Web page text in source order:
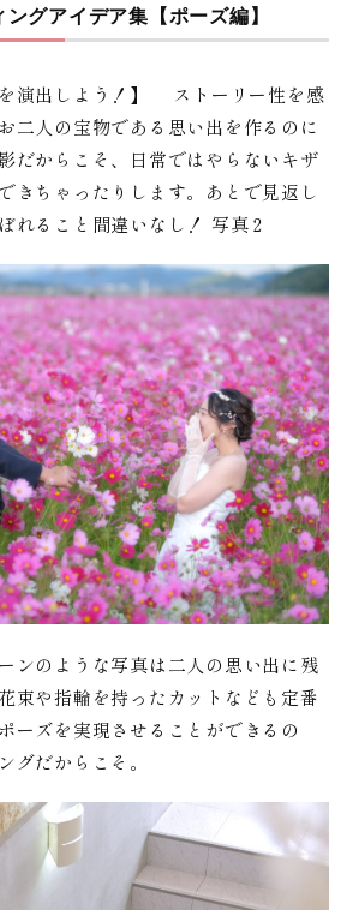
グアイデア集【ポーズ編】
を演出しよう！】 ストーリー性を感
二人の宝物である思い出を作るのに
だからこそ、日常ではやらないキザ
きちゃったりします。あとで見返し
れること間違いなし！ 写真２
ンのような写真は二人の思い出に残
束や指輪を持ったカットなども定番
ーズを実現させることができるの
グだからこそ。